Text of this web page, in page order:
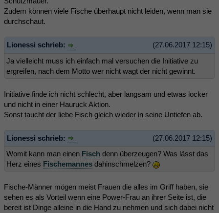
Zudem können viele Fische überhaupt nicht leiden, wenn man sie
durchschaut.
(27.06.2017 12:15)
Lionessi schrieb:
Ja vielleicht muss ich einfach mal versuchen die Initiative zu
ergreifen, nach dem Motto wer nicht wagt der nicht gewinnt.
Initiative finde ich nicht schlecht, aber langsam und etwas locker
und nicht in einer Hauruck Aktion.
Sonst taucht der liebe Fisch gleich wieder in seine Untiefen ab.
(27.06.2017 12:15)
Lionessi schrieb:
Womit kann man einen Fisch denn überzeugen? Was lässt das
Herz eines Fischemannes dahinschmelzen?
Fische-Männer mögen meist Frauen die alles im Griff haben, sie
sehen es als Vorteil wenn eine Power-Frau an ihrer Seite ist, die
bereit ist Dinge alleine in die Hand zu nehmen und sich dabei nicht